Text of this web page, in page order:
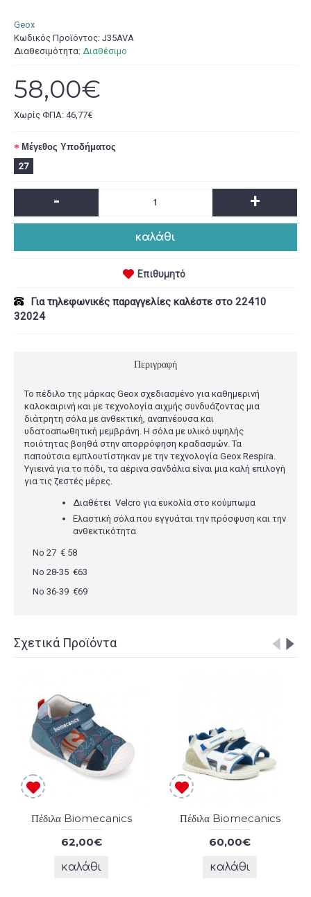
Geox
Κωδικός Προϊόντος: J35AVA
Διαθεσιμότητα: Διαθέσιμο
58,00€
Χωρίς ΦΠΑ: 46,77€
Μέγεθος Υποδήματος
27
- +
καλάθι
Επιθυμητό
Για τηλεφωνικές παραγγελίες καλέστε στο 22410
32024
Περιγραφή
Το πέδιλο της μάρκας Geox σχεδιασμένο για καθημερινή
καλοκαιρινή και με τεχνολογία αιχμής συνδυάζοντας μια
διάτρητη σόλα με ανθεκτική, αναπνέουσα και
υδατοαπωθητική μεμβράνη. Η σόλα με υλικό υψηλής
ποιότητας βοηθά στην απορρόφηση κραδασμών. Τα
παπούτσια εμπλουτίστηκαν με την τεχνολογία Geox Respira.
Υγιεινά για το πόδι, τα αέρινα σανδάλια είναι μια καλή επιλογή
για τις ζεστές μέρες.
Διαθέτει Velcro για ευκολία στο κούμπωμα
Ελαστική σόλα που εγγυάται την πρόσφυση και την
ανθεκτικότητα
Νο 27 € 58
Νο 28-35 €63
Νο 36-39 €69
Σχετικά Προϊόντα
Πέδιλα Biomecanics
62,00€
καλάθι
Πέδιλα Biomecanics
60,00€
καλάθι